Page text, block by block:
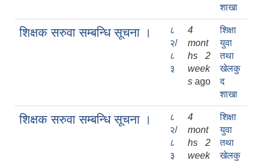
शाखा
शिक्षक सरुवा सम्बन्धि सूचना ।
८
२/
८
३
4
mont
hs 2
week
s ago
शिक्षा
युवा
तथा
खेलकु
द
शाखा
शिक्षक सरुवा सम्बन्धि सूचना ।
८
२/
८
३
4
mont
hs 2
week
शिक्षा
युवा
तथा
खेलकु